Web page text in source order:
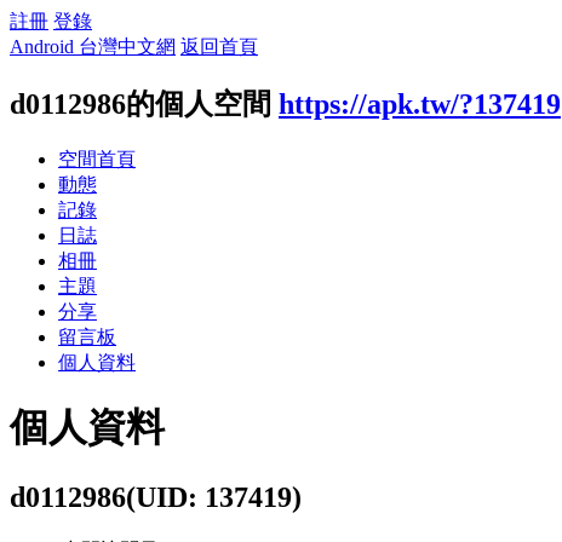
註冊 登錄
Android 台灣中文網 返回首頁
d0112986的個人空間 https://apk.tw/?137419
空間首頁
動態
記錄
日誌
相冊
主題
分享
留言板
個人資料
個人資料
d0112986(UID: 137419)